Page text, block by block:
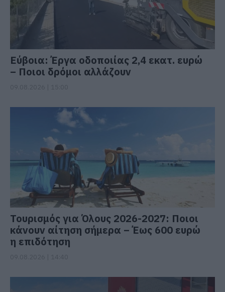
Εύβοια: Έργα οδοποιίας 2,4 εκατ. ευρώ
– Ποιοι δρόμοι αλλάζουν
Τουρισμός για Όλους 2026-2027: Ποιοι
κάνουν αίτηση σήμερα – Έως 600 ευρώ
η επιδότηση